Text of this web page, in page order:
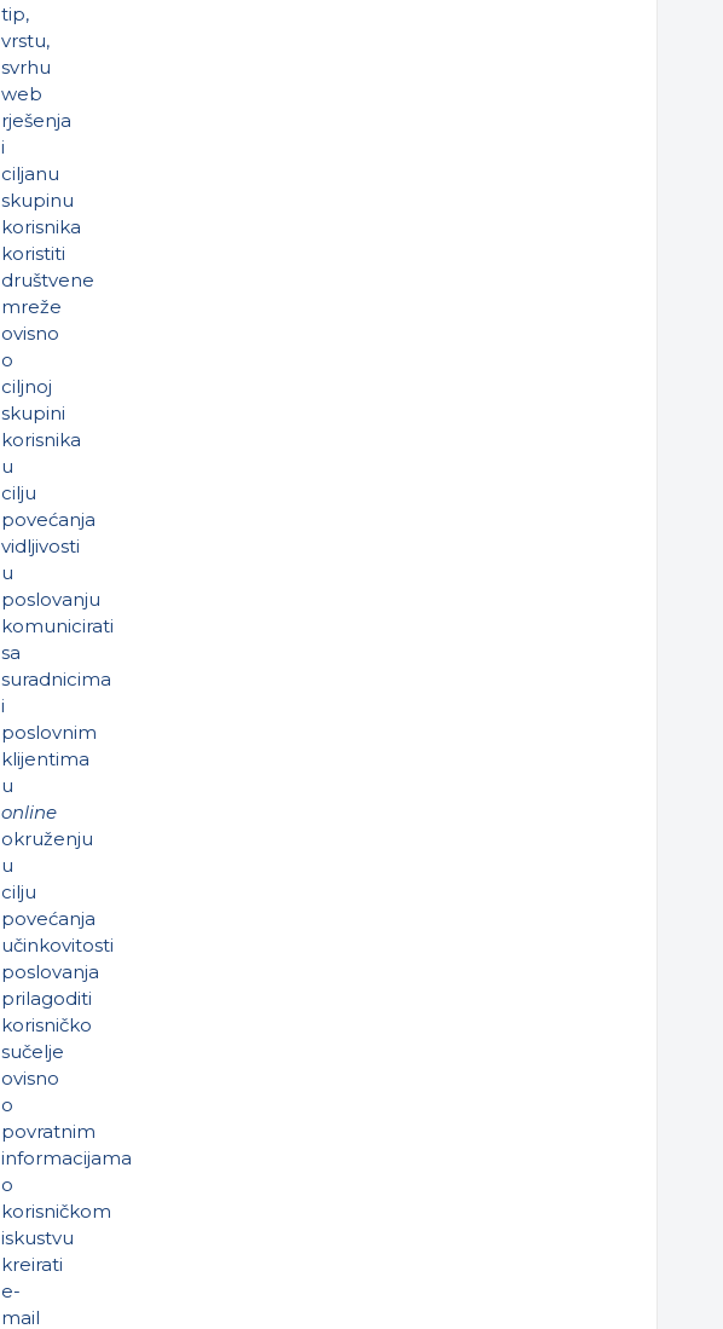
tip,
vrstu,
svrhu
web
rješenja
i
ciljanu
skupinu
korisnika
koristiti
društvene
mreže
ovisno
o
ciljnoj
skupini
korisnika
u
cilju
povećanja
vidljivosti
u
poslovanju
komunicirati
sa
suradnicima
i
poslovnim
klijentima
u
online
okruženju
u
cilju
povećanja
učinkovitosti
poslovanja
prilagoditi
korisničko
sučelje
ovisno
o
povratnim
informacijama
o
korisničkom
iskustvu
kreirati
e-
mail